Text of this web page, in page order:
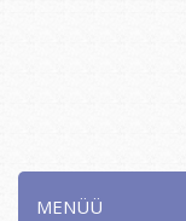
MENÜÜ